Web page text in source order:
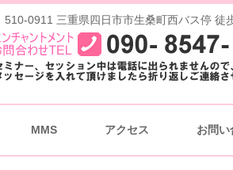
510-0911 三重県四日市市生桑町西バス停 徒
MMS アクセス お問い